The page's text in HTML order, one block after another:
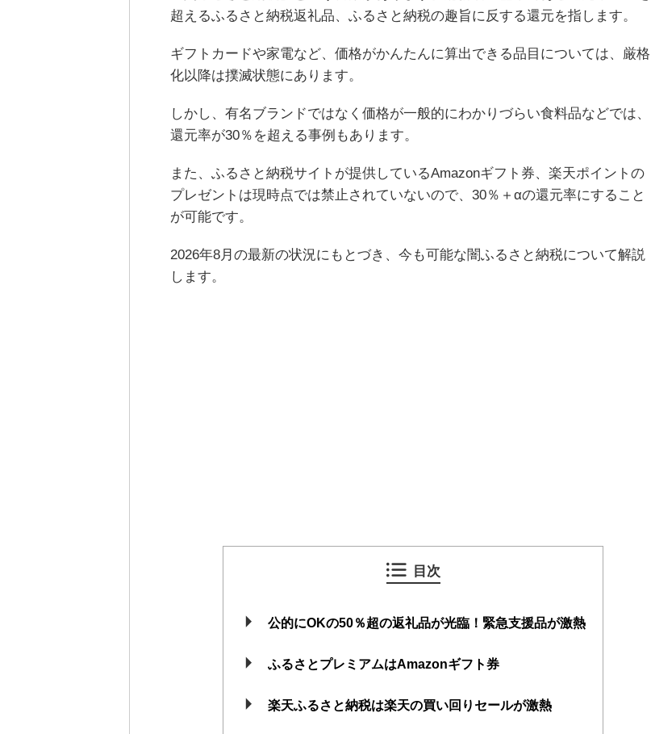
超えるふるさと納税返礼品、ふるさと納税の趣旨に反する還元を指します。
ギフトカードや家電など、価格がかんたんに算出できる品目については、厳格
化以降は撲滅状態にあります。
しかし、有名ブランドではなく価格が一般的にわかりづらい食料品などでは、
還元率が30％を超える事例もあります。
また、ふるさと納税サイトが提供しているAmazonギフト券、楽天ポイントの
プレゼントは現時点では禁止されていないので、30％＋αの還元率にすること
が可能です。
2026年8月の最新の状況にもとづき、今も可能な闇ふるさと納税について解説
します。
目次
公的にOKの50％超の返礼品が光臨！緊急支援品が激熱
ふるさとプレミアムはAmazonギフト券
楽天ふるさと納税は楽天の買い回りセールが激熱